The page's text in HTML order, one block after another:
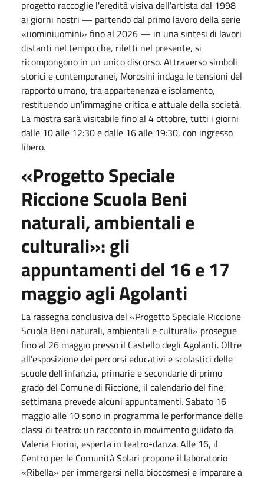
progetto raccoglie l'eredità visiva dell'artista dal 1998
ai giorni nostri — partendo dal primo lavoro della serie
«uominiuomini» fino al 2026 — in una sintesi di lavori
distanti nel tempo che, riletti nel presente, si
ricompongono in un unico discorso. Attraverso simboli
storici e contemporanei, Morosini indaga le tensioni del
rapporto umano, tra appartenenza e isolamento,
restituendo un'immagine critica e attuale della società.
La mostra sarà visitabile fino al 4 ottobre, tutti i giorni
dalle 10alle 12:30e dalle 16alle 19:30, con ingresso
libero.
«Progetto Speciale
Riccione Scuola Beni
naturali, ambientali e
culturali»: gli
appuntamenti del 16e17
maggioagli Agolanti
La rassegna conclusiva del «Progetto Speciale Riccione
Scuola Beni naturali, ambientali e culturali» prosegue
fino al 26 maggio presso il Castello degli Agolanti. Oltre
all'esposizione dei percorsi educativi e scolastici delle
scuole dell'infanzia, primarie e secondarie di primo
grado del Comune di Riccione, il calendario del fine
settimana prevede alcuni appuntamenti.Sabato 16
maggioalle 10sono in programma le performance delle
classi di teatro: un racconto in movimento guidato da
Valeria Fiorini, esperta in teatro-danza. Alle 16, il
Centro per le Comunità Solari propone il laboratorio
«Ribella» per immergersi nella biocosmesi e imparare a